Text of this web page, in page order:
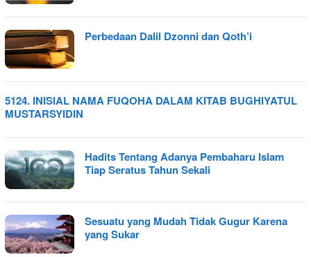
Perbedaan Dalil Dzonni dan Qoth’i
5124. INISIAL NAMA FUQOHA DALAM KITAB BUGHIYATUL
MUSTARSYIDIN
Hadits Tentang Adanya Pembaharu Islam
Tiap Seratus Tahun Sekali
Sesuatu yang Mudah Tidak Gugur Karena
yang Sukar